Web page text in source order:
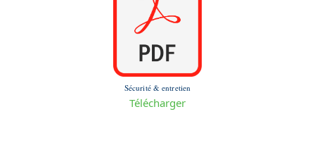
Sécurité & entretien
Télécharger